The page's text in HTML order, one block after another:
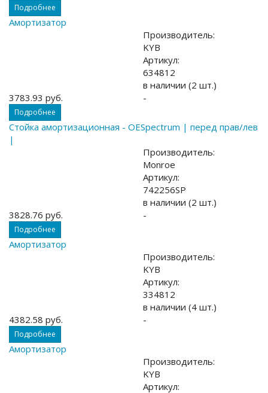
Подробнее
Амортизатор
Производитель:
KYB
Артикул:
634812
в наличии (2 шт.)
3783.93 руб.
-
Подробнее
Стойка амортизационная - OESpectrum | перед прав/лев
|
Производитель:
Monroe
Артикул:
742256SP
в наличии (2 шт.)
3828.76 руб.
-
Подробнее
Амортизатор
Производитель:
KYB
Артикул:
334812
в наличии (4 шт.)
4382.58 руб.
-
Подробнее
Амортизатор
Производитель:
KYB
Артикул: